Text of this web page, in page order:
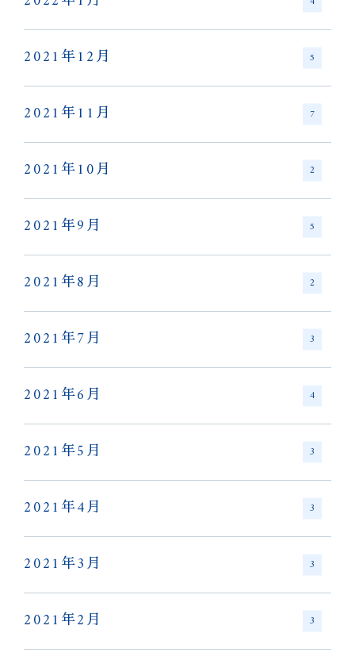
2021年12月 5
2021年11月 7
2021年10月 2
2021年9月 5
2021年8月 2
2021年7月 3
2021年6月 4
2021年5月 3
2021年4月 3
2021年3月 3
2021年2月 3